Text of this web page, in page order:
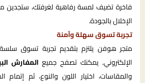
فاخرة تضيف لمسة رفاهية لغرفتك، ستجدين
الإخلال بالجودة.
تجربة تسوق سهلة وآمنة
متجر هوفن يلتزم بتقديم تجربة تسوق
الإلكتروني. يمكنك تصفح جميع المفارش
والمقاسات، اختيار اللون والنوع، ثم